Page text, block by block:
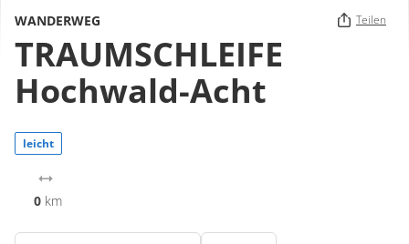
WANDERWEG Teilen
TRAUMSCHLEIFE
Hochwald-Acht
leicht
0 km